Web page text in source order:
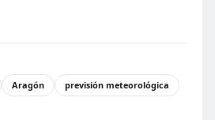
Aragón
previsión meteorológica